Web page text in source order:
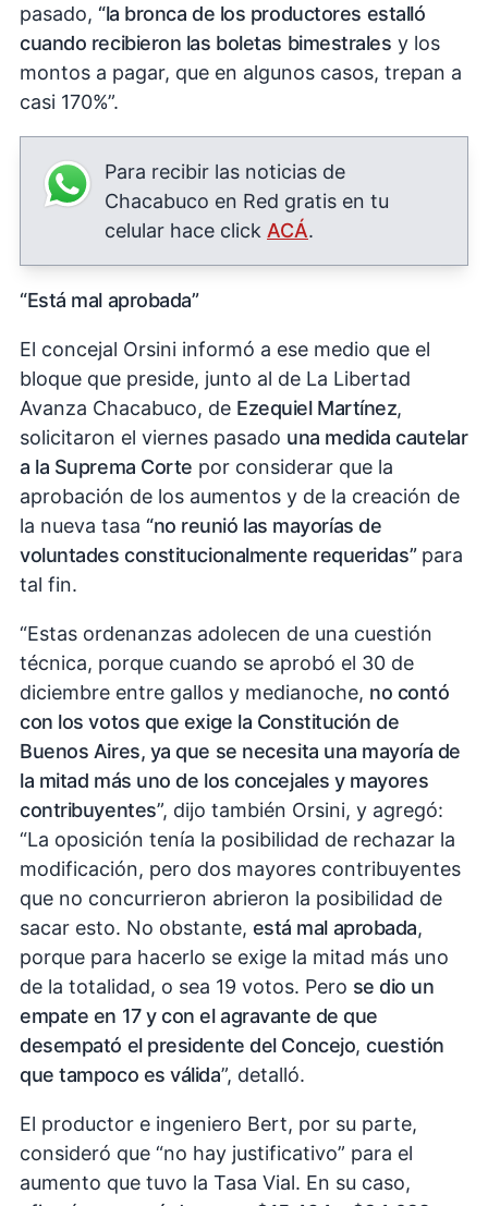
pasado, “la bronca de los productores estalló
cuando recibieron las boletas bimestrales y los
montos a pagar, que en algunos casos, trepan a
casi 170%”.
Para recibir las noticias de
Chacabuco en Red gratis en tu
celular hace click ACÁ.
“Está mal aprobada”
El concejal Orsini informó a ese medio que el
bloque que preside, junto al de La Libertad
Avanza Chacabuco, de Ezequiel Martínez,
solicitaron el viernes pasado una medida cautelar
a la Suprema Corte por considerar que la
aprobación de los aumentos y de la creación de
la nueva tasa “no reunió las mayorías de
voluntades constitucionalmente requeridas”para
tal fin.
“Estas ordenanzas adolecen de una cuestión
técnica, porque cuando se aprobó el 30 de
diciembre entre gallos y medianoche, no contó
con los votos que exige la Constitución de
Buenos Aires, ya que se necesita una mayoría de
la mitad más uno de los concejales y mayores
contribuyentes”, dijo también Orsini, y agregó:
“La oposición tenía la posibilidad de rechazar la
modificación, pero dos mayores contribuyentes
que no concurrieron abrieron la posibilidad de
sacar esto. No obstante, está mal aprobada,
porque para hacerlo se exige la mitad más uno
de la totalidad, o sea 19 votos. Pero se dio un
empate en 17 y con el agravante de que
desempató el presidente del Concejo, cuestión
que tampoco es válida”, detalló.
El productor e ingeniero Bert, por su parte,
consideró que “no hay justificativo” para el
aumento que tuvo la Tasa Vial. En su caso,